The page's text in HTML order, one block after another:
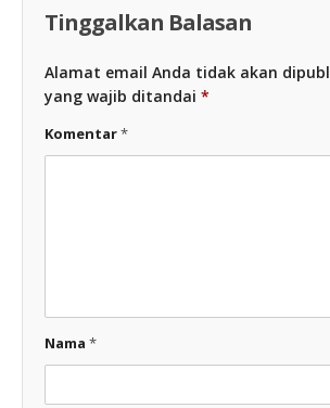
Tinggalkan Balasan
Alamat email Anda tidak akan
yang wajib ditandai *
Komentar*
Nama *